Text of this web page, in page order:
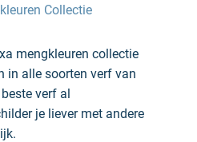
Collectie
mengkleuren collectie
in alle soorten verf van
verf al
je liever met andere